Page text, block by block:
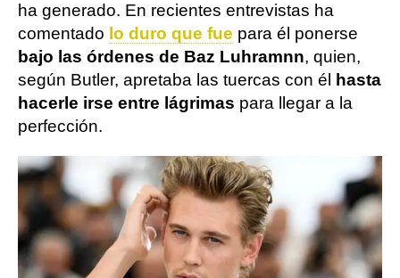
ha generado. En recientes entrevistas ha
comentado lo duro que fue para él ponerse
bajo las órdenes de Baz Luhramnn, quien,
según Butler, apretaba las tuercas con él
hasta
hacerle irse entre lágrimas para llegar a la
perfección.